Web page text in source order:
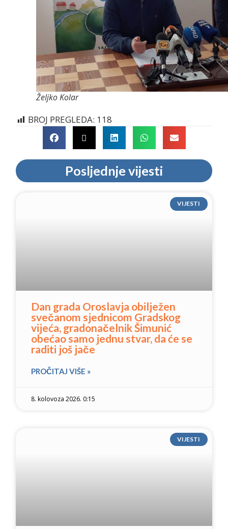
Željko Kolar
BROJ PREGLEDA: 118
Posljednje vijesti
VIJESTI
Dan grada Oroslavja obilježen
svečanom sjednicom Gradskog
vijeća, gradonačelnik Šimunić
obećao samo jednu stvar, da će se
raditi još jače
PROČITAJ VIŠE »
8. kolovoza 2026. 0:15
VIJESTI